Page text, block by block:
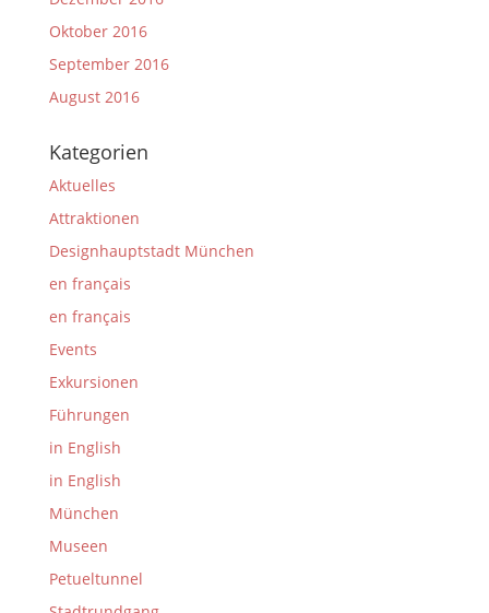
Oktober 2016
September 2016
August 2016
Kategorien
Aktuelles
Attraktionen
Designhauptstadt München
en français
en français
Events
Exkursionen
Führungen
in English
in English
München
Museen
Petueltunnel